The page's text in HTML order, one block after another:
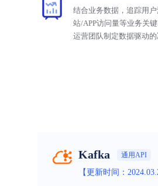
结合业务数据，追踪用
站/APP访问量等业务关
运营团队制定数据驱动的
Kafka 通用API
【更新时间：